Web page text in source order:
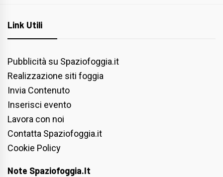
Link Utili
Pubblicità su Spaziofoggia.it
Realizzazione siti foggia
Invia Contenuto
Inserisci evento
Lavora con noi
Contatta Spaziofoggia.it
Cookie Policy
Note Spaziofoggia.it